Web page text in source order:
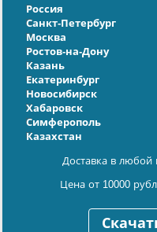
Россия
Санкт-Петербург
Москва
Ростов-на-Дону
Казань
Екатеринбург
Новосибирск
Хабаровск
Симферополь
Казахстан
Доставка в любой
Цена от 10000